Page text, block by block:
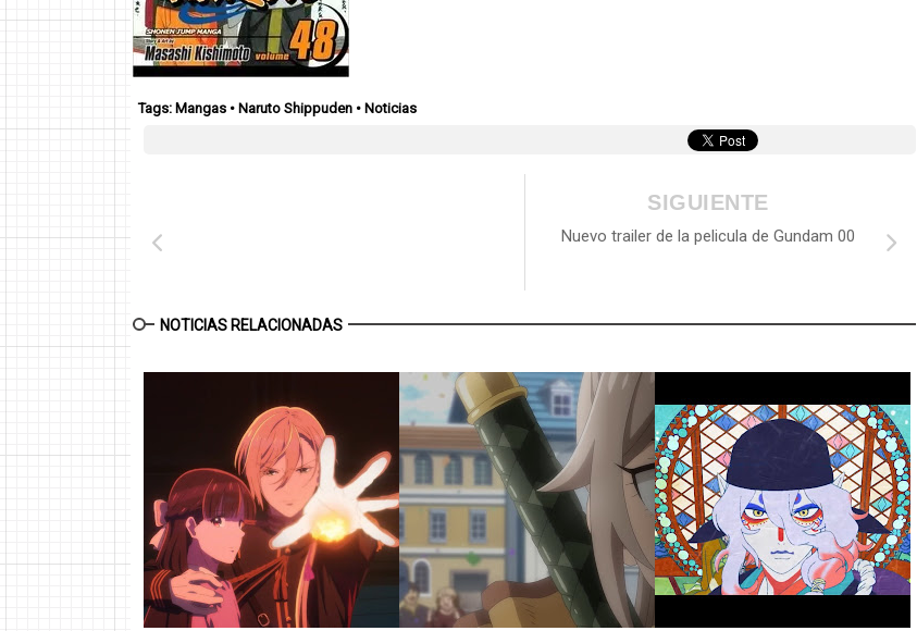
Tags: Mangas • Naruto Shippuden • Noticias
SIGUIENTE
Nuevo trailer de la pelicula de Gundam 00
NOTICIAS RELACIONADAS